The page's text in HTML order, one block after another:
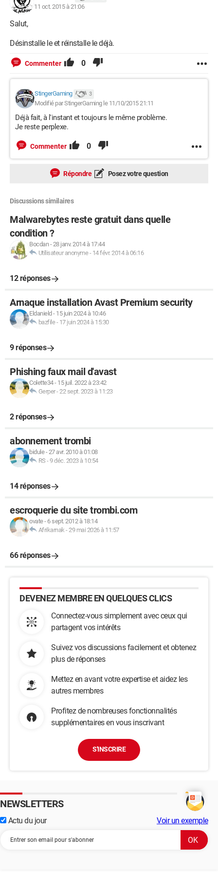
Comment résoudre le problème ?
Comment éviter que ça se reproduise ?
11 oct. 2015 à 21:06
Salut,
Désinstalle le et réinstalle le déjà.
Commenter 0
StingerGaming 3
Modifié par StingerGaming le 11/10/2015 21:11
Déjà fait, à l'instant et toujours le même problème.
Je reste perplexe.
Commenter 0
Répondre Posez votre question
Discussions similaires
Malwarebytes reste gratuit dans quelle
condition ?
Bocdan-28 janv. 2014 à 17:44
Utilisateur anonyme- 14 févr. 2014 à 06:16
12 réponses
Arnaque installation Avast Premium security
Eldanield - 15 juin 2024 à 10:46
bazfile- 17 juin 2024 à 15:30
9 réponses
Phishing faux mail d'avast
Colette34- 15 juil. 2022 à 23:42
Gerper-22 sept. 2023 à 11:23
2 réponses
abonnement trombi
bidule-27 avr. 2010 à 01:08
RS -9 déc. 2023 à 10:54
14 réponses
escroquerie du site trombi.com
ovate- 6 sept. 2012 à 18:14
Afrikarnak -29 mai 2026 à 11:57
66 réponses
DEVENEZ MEMBRE EN QUELQUES CLICS
Connectez-vous simplement avec ceux qui
partagent vos intérêts
Suivez vos discussions facilement et obtenez
plus de réponses
Mettez en avant votre expertise et aidez les
autres membres
Profitez de nombreuses fonctionnalités
supplémentaires en vous inscrivant
S'INSCRIRE
NEWSLETTERS
Actu du jour Voir un exemple